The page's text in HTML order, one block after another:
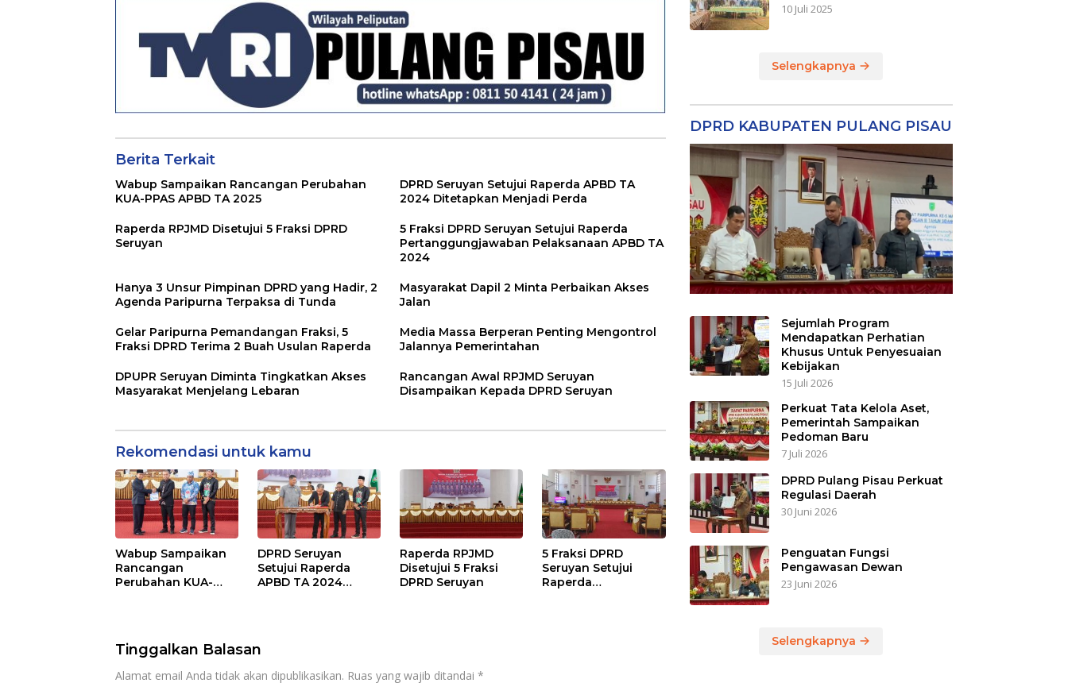
Berita Terkait
Wabup Sampaikan Rancangan Perubahan
KUA-PPAS APBD TA 2025
DPRD Seruyan Setujui Raperda APBD TA
2024 Ditetapkan Menjadi Perda
Raperda RPJMD Disetujui 5 Fraksi DPRD
Seruyan
5 Fraksi DPRD Seruyan Setujui Raperda
Pertanggungjawaban Pelaksanaan APBD TA
2024
Hanya 3 Unsur Pimpinan DPRD yang Hadir, 2
Agenda Paripurna Terpaksa di Tunda
Masyarakat Dapil 2 Minta Perbaikan Akses
Jalan
Gelar Paripurna Pemandangan Fraksi, 5
Fraksi DPRD Terima 2 Buah Usulan Raperda
Media Massa Berperan Penting Mengontrol
Jalannya Pemerintahan
DPUPR Seruyan Diminta Tingkatkan Akses
Masyarakat Menjelang Lebaran
Rancangan Awal RPJMD Seruyan
Disampaikan Kepada DPRD Seruyan
Rekomendasi untuk kamu
Wabup Sampaikan
Rancangan
Perubahan KUA-
DPRD Seruyan
Setujui Raperda
APBD TA 2024
Raperda RPJMD
Disetujui 5 Fraksi
DPRD Seruyan
5 Fraksi DPRD
Seruyan Setujui
Raperda
Tinggalkan Balasan
Alamat email Anda tidak akan dipublikasikan. Ruas yang wajib ditandai *
10 Juli 2025
Selengkapnya
DPRD KABUPATEN PULANG PISAU
Sejumlah Program
Mendapatkan Perhatian
Khusus Untuk Penyesuaian
Kebijakan
15 Juli 2026
Perkuat Tata Kelola Aset,
Pemerintah Sampaikan
Pedoman Baru
7 Juli 2026
DPRD Pulang Pisau Perkuat
Regulasi Daerah
30 Juni 2026
Penguatan Fungsi
Pengawasan Dewan
23 Juni 2026
Selengkapnya